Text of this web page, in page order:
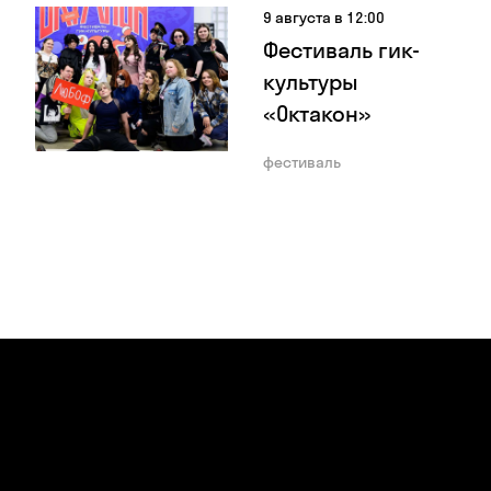
9 августа в 12:00
Фестиваль гик-
культуры
«Октакон»
фестиваль